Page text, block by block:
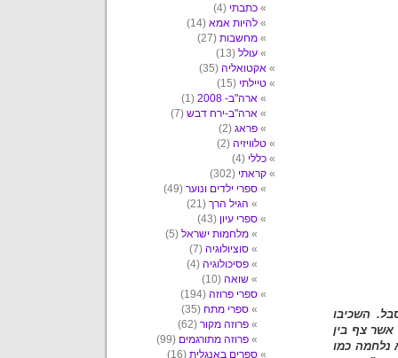
השכיבו
אשר צף בין
נלחמה כמו
כתבתי (4)
להיות אמא (14)
מחשבות (27)
עולל (13)
אקטואליה (35)
טיילתי (15)
ארה"ב- 2008
(1)
ארה"ב-ירח דבש (7)
פראג (2)
טלוויזיה (2)
כללי (4)
קראתי (302)
ספרי ילדים ונוער (49)
הגיל הרך (21)
ספרי עיון (43)
מלחמות ישראל (5)
סוציולוגיה (7)
פסיכולוגיה (4)
שואה (10)
ספרי פרוזה (194)
ספרי מתח (35)
פרוזה מקור (62)
פרוזה מתורגמים (99)
ספרים באנגלית (16)